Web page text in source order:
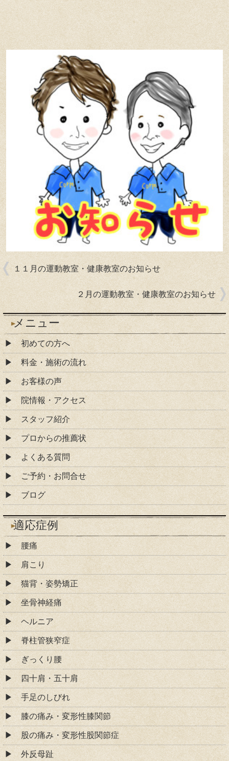
１１月の運動教室・健康教室のお知らせ
２月の運動教室・健康教室のお知らせ
メニュー
初めての方へ
料金・施術の流れ
お客様の声
院情報・アクセス
スタッフ紹介
プロからの推薦状
よくある質問
ご予約・お問合せ
ブログ
適応症例
腰痛
肩こり
猫背・姿勢矯正
坐骨神経痛
ヘルニア
脊柱管狭窄症
ぎっくり腰
四十肩・五十肩
手足のしびれ
膝の痛み・変形性膝関節
股の痛み・変形性股関節症
外反母趾